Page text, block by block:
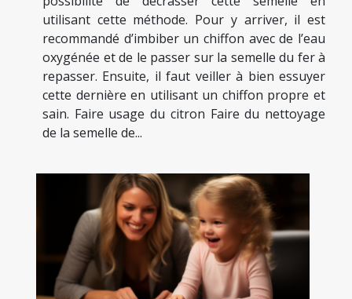
utilisant cette méthode. Pour y arriver, il est
recommandé d’imbiber un chiffon avec de l’eau
oxygénée et de le passer sur la semelle du fer à
repasser. Ensuite, il faut veiller à bien essuyer
cette dernière en utilisant un chiffon propre et
sain. Faire usage du citron Faire du nettoyage
de la semelle de...